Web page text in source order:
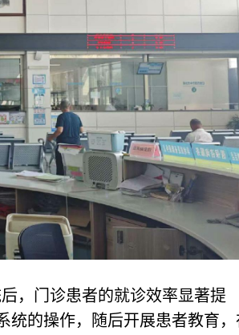
，门诊患者的就诊效率显著提
统的操作，随后开展患者教育，